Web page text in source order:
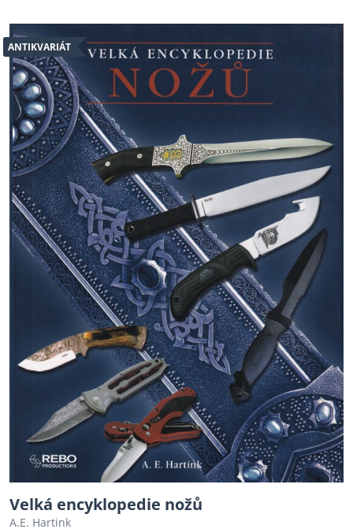
ANTIKVARIÁT
Velká encyklopedie nožů
A.E. Hartink